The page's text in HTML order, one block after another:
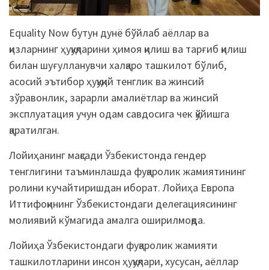
Equality Now бутун дунё бўйлаб аёллар ва
қизларнинг ҳуқуқларини ҳимоя қилиш ва тарғиб қилиш
билан шуғулланувчи халқаро ташкилот бўлиб,
асосий эътибор ҳуқуқий тенглик ва жинсий
зўравонлик, зарарли амалиётлар ва жинсий
эксплуатация учун одам савдосига чек қўйишга
қаратилган.
Лойиҳанинг мақсади Ўзбекистонда гендер
тенглигини таъминлашда фуқаролик жамиятининг
ролини кучайтиришдан иборат. Лойиҳа Европа
Иттифоқининг Ўзбекистондаги делегациясининг
молиявий кўмагида амалга оширилмоқда.
Лойиҳа Ўзбекистондаги фуқаролик жамияти
ташкилотларини инсон ҳуқуқлари, хусусан, аёллар